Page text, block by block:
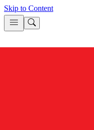
Skip to Content